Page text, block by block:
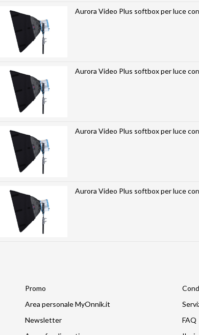
Aurora Video Plus softbox per luce
Aurora Video Plus softbox per luce
Aurora Video Plus softbox per luce
Aurora Video Plus softbox per luce
Promo
Area personale MyOnnik.it
Newsletter
FAQ